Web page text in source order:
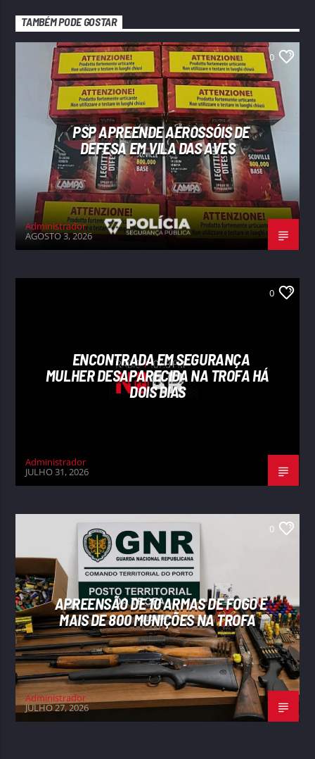
TAMBÉM PODE GOSTAR
0
PSP APREENDE AEROSSÓIS DE
DEFESA EM VILA DAS AVES
Administrador
AGOSTO 3, 2026
0
ENCONTRADA EM SEGURANÇA
MULHER DESAPARECIDA NA TROFA HÁ
DOIS DIAS
Administrador
JULHO 31, 2026
0
APREENSÃO DE 10 ARMAS DE FOGO E
MAIS DE 800 MUNIÇÕES NA TROFA
Administrador
JULHO 27, 2026